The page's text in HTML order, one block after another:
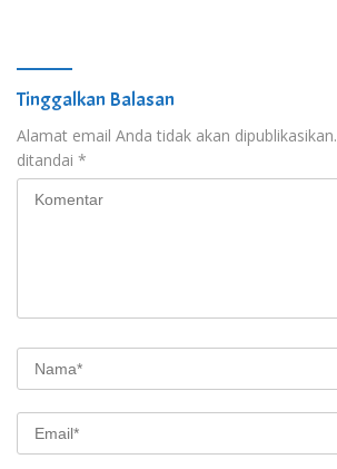
Tinggalkan Balasan
Alamat email Anda tidak akan dipublikasikan.
ditandai *